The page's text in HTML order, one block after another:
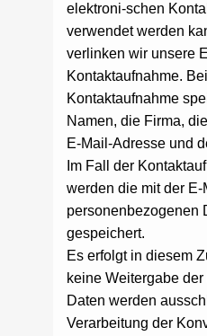
elektroni-schen
verwendet werden
verlinken wir unsere
Kontaktaufnahme.
Kontaktaufnahme
Namen, die Firma,
E-Mail-Adresse und
Im Fall der
werden die mit der
personenbezogenen
gespeichert.
Es erfolgt in diesem
keine Weitergabe
Daten werden
Verarbeitung der